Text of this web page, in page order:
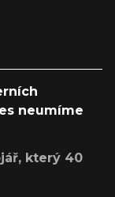
neumíme
který 40